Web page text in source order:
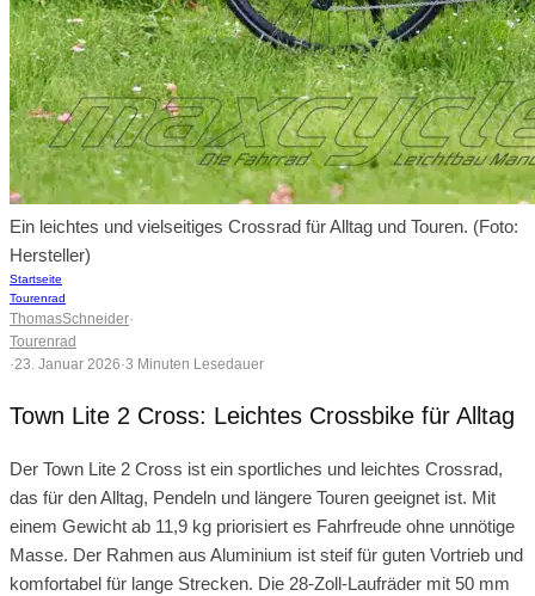
Ein leichtes und vielseitiges Crossrad für Alltag und Touren. (Foto:
Hersteller)
Startseite
Tourenrad
ThomasSchneider·
Tourenrad
·23. Januar 2026·3 Minuten Lesedauer
Town Lite 2 Cross: Leichtes Crossbike für Alltag
Der Town Lite 2 Cross ist ein sportliches und leichtes Crossrad,
das für den Alltag, Pendeln und längere Touren geeignet ist. Mit
einem Gewicht ab 11,9 kg priorisiert es Fahrfreude ohne unnötige
Masse. Der Rahmen aus Aluminium ist steif für guten Vortrieb und
komfortabel für lange Strecken. Die 28-Zoll-Laufräder mit 50 mm